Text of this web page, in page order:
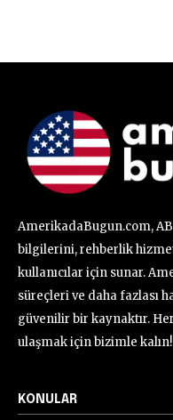
AmerikadaBugun.com,
bilgilerini, rehberlik
kullanıcılar için sunar.
süreçleri ve daha fazlası
güvenilir bir kaynaktır.
ulaşmak için bizimle kalın!
KONULAR